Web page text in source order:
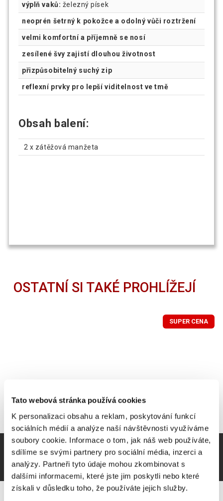
Tato webová stránka používá cookies
K personalizaci obsahu a reklam, poskytování funkcí
sociálních médií a analýze naší návštěvnosti využíváme
soubory cookie. Informace o tom, jak náš web používáte,
sdílíme se svými partnery pro sociální média, inzerci a
analýzy. Partneři tyto údaje mohou zkombinovat s
dalšími informacemi, které jste jim poskytli nebo které
získali v důsledku toho, že používáte jejich služby.
výplň vaků: železný písek
neoprén šetrný k pokožce a odolný vůči roztržení
velmi komfortní a příjemně se nosí
zesílené švy zajistí dlouhou životnost
přizpůsobitelný suchý zip
reflexní prvky pro lepší viditelnost ve tmě
Obsah balení:
2 x zátěžová manžeta
OSTATNÍ SI TAKÉ PROHLÍŽEJÍ
SUPER CENA